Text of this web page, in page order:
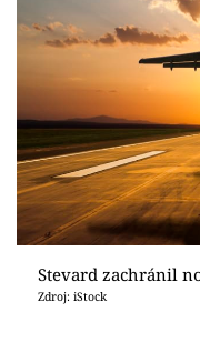
Virály
Sex a vztahy
Videa
Sledujte
Přihlášení
Stevard zachránil
Zdroj: iStock